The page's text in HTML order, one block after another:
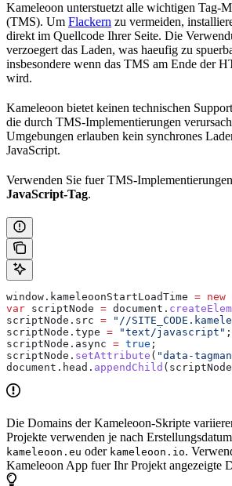
Kameleoon unterstuetzt alle wichtigen Tag-
(TMS). Um Flackern zu vermeiden,
direkt im Quellcode Ihrer Seite. Die
verzoegert das Laden, was haeufig zu
insbesondere wenn das TMS am Ende der
wird.
Kameleoon bietet keinen technischen
die durch TMS-Implementierungen
Umgebungen erlauben kein synchrones
JavaScript.
Verwenden Sie fuer TMS-
JavaScript-Tag.
window . kameleoonStartLoadTime = new
var scriptNode = document .
scriptNode . src = "//
scriptNode . type = "text/javascript" ;
scriptNode . async = true ;
scriptNode . setAttribute ( "data-
document . head . appendChild ( scriptNode
Die Domains der Kameleoon-Skripte
Projekte verwenden je nach
kameleoon.eu oder kameleoon.io.
Kameleoon App fuer Ihr Projekt angezeigte